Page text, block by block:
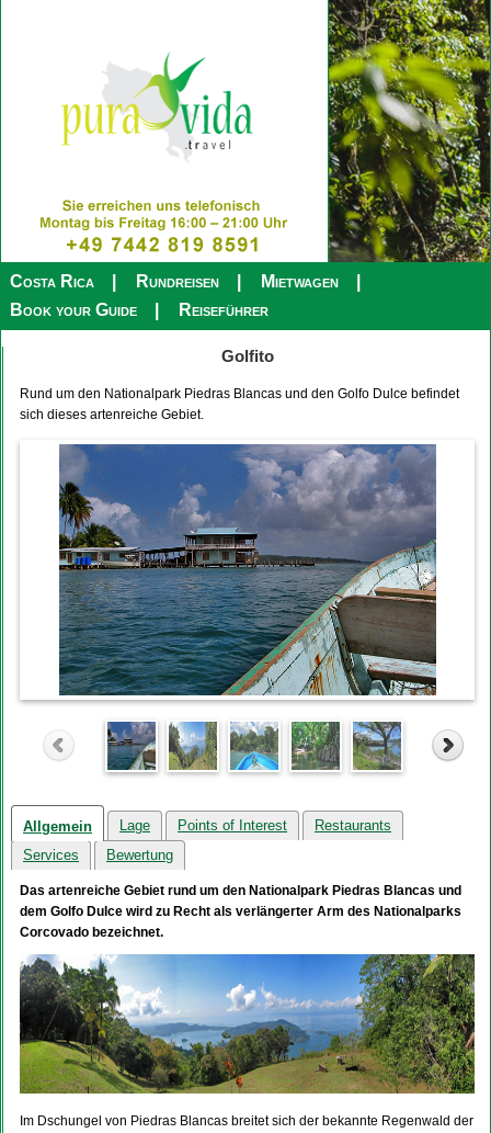
Costa Rica Rundreisen
Mietwagen
Book your Guide
Reiseführer
Golfito
Rund um den Nationalpark Piedras Blancas und den Golfo Dulce befindet
sich dieses artenreiche Gebiet.
Allgemein Lage Points of Interest
Restaurants
Services
Bewertung
Das artenreiche Gebiet rund um den Nationalpark Piedras Blancas und
dem Golfo Dulce wird zu Recht als verlängerter Arm des Nationalparks
Corcovado bezeichnet.
Im Dschungel von Piedras Blancas breitet sich der bekannte Regenwald der